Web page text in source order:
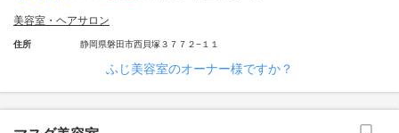
美容室・ヘアサロン
住所 静岡県磐田市西貝塚３７７２−１１
ふじ美容室のオーナー様ですか？